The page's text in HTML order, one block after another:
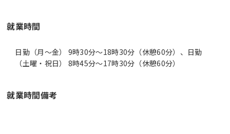
就業時間
日勤（月～金） 9時30分〜18時30分（休憩60分）、日勤
（土曜・祝日） 8時45分〜17時30分（休憩60分）
就業時間備考